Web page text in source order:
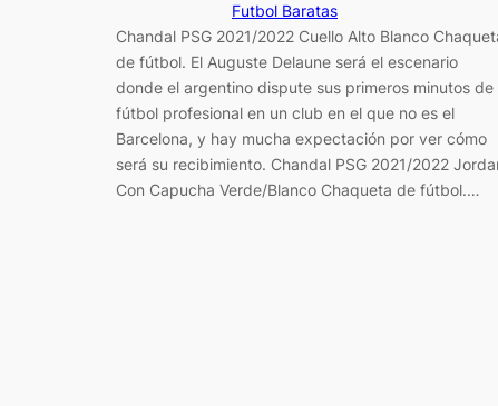
Futbol Baratas
Chandal PSG 2021/2022 Cuello Alto Blanco
de fútbol. El Auguste Delaune será el escenario
donde el argentino dispute sus primeros minutos de
fútbol profesional en un club en el que no es el
Barcelona, y hay mucha expectación por ver cómo
será su recibimiento. Chandal PSG 2021/2022
Con Capucha Verde/Blanco Chaqueta de fútbol.…